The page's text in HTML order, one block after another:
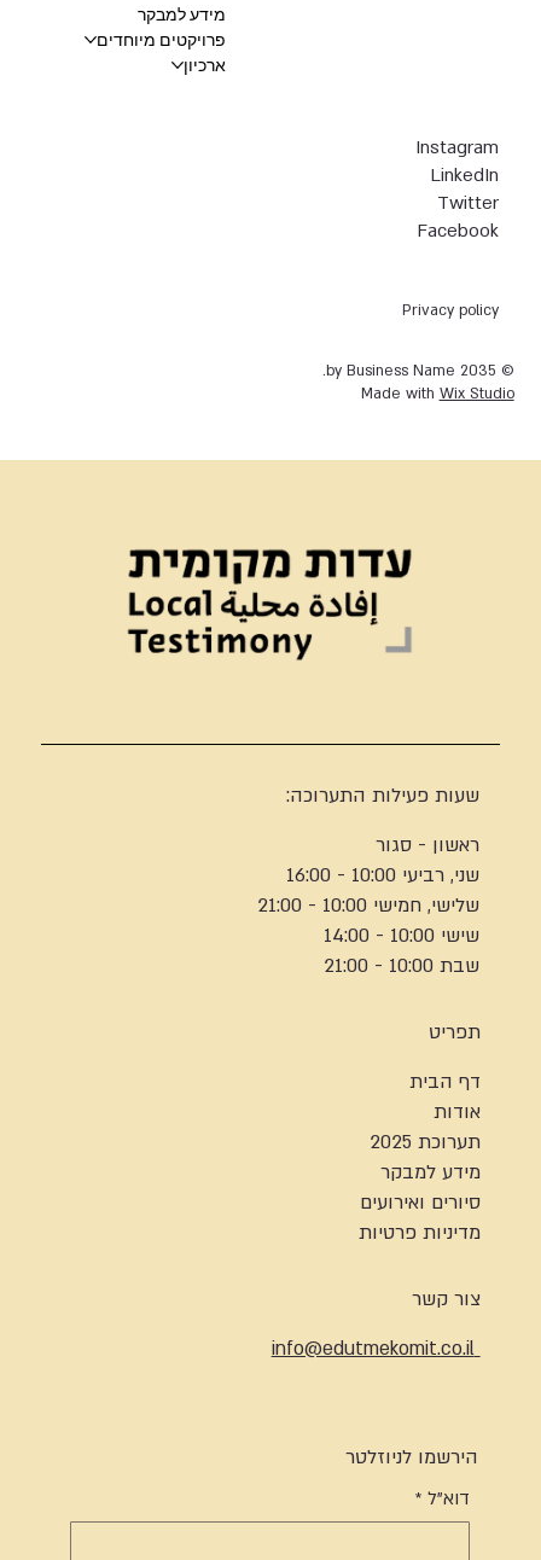
Privacy policy
© 2035 by Business Name.
Made with Wix Studio
Instagram
LinkedIn
Twitter
Facebook
מידע למבקר
פרויקטים מיוחדים
ארכיון
שעות פעילות התערוכה:
ראשון - סגור
שני, רביעי 10:00 - 16:00
שלישי, חמישי 10:00 - 21:00
שישי 10:00 - 14:00
שבת 10:00 - 21:00
תפריט
דף הבית
אודות
תערוכת 2025
מידע למבקר
סיורים ואירועים
מדיניות פרטיות
צור קשר
info@edutmekomit.co.il
הירשמו לניוזלטר
דוא"ל *